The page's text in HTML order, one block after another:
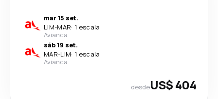
mar 15 set.
LIM-MAR· 1 escala
Avianca
sáb 19 set.
MAR-LIM· 1 escala
Avianca
desdeUS$ 404